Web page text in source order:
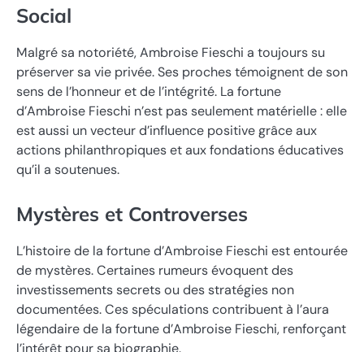
Social
Malgré sa notoriété, Ambroise Fieschi a toujours su
préserver sa vie privée. Ses proches témoignent de son
sens de l’honneur et de l’intégrité. La fortune
d’Ambroise Fieschi n’est pas seulement matérielle : elle
est aussi un vecteur d’influence positive grâce aux
actions philanthropiques et aux fondations éducatives
qu’il a soutenues.
Mystères et Controverses
L’histoire de la fortune d’Ambroise Fieschi est entourée
de mystères. Certaines rumeurs évoquent des
investissements secrets ou des stratégies non
documentées. Ces spéculations contribuent à l’aura
légendaire de la fortune d’Ambroise Fieschi, renforçant
l’intérêt pour sa biographie.